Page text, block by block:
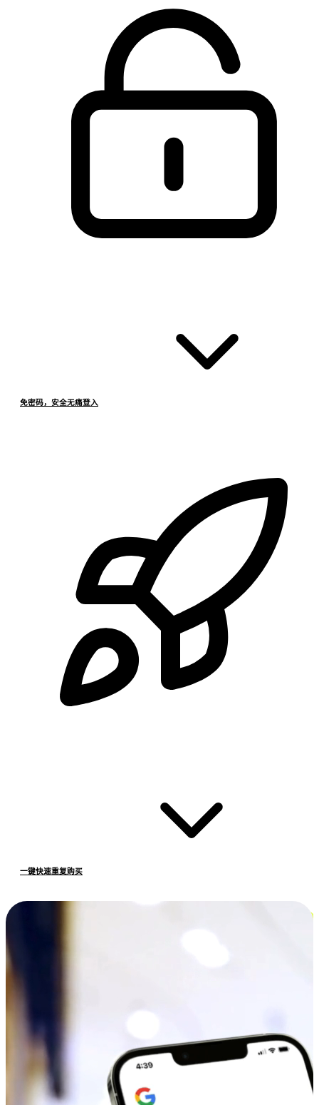
免密码，安全无痛登入
一键快速重复购买